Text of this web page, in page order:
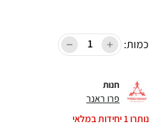
כמות:
חנות
פרו ראנר
נותרו1יחידות במלאי